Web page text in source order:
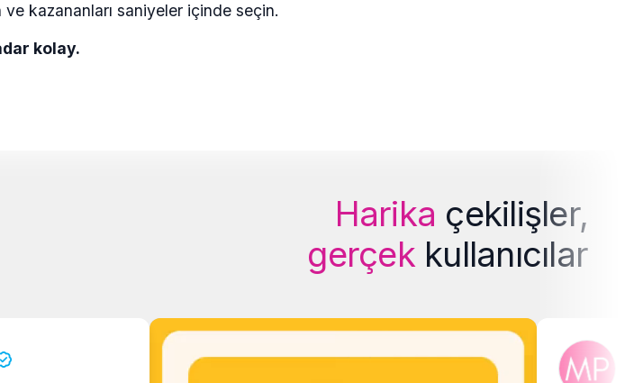
ve kazananları saniyeler içinde seçin.
kolay.
Harika çekilişler,
gerçekkullanıcılar